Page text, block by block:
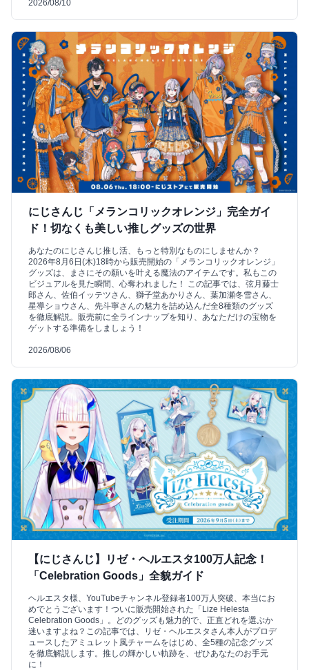
2026/08/10
にじさんじ「メランコリックオレンジ」完全ガイ
ド！切なくも美しい推しグッズの世界
あなたのにじさんじ推し活、もっと特別なものにしませんか？
2026年8月6日(木)18時から販売開始の「メランコリックオレンジ」
グッズは、まさにその願いを叶える魔法のアイテムです。私もこの
ビジュアルを見た瞬間、心奪われました！ この記事では、弦月藤士
郎さん、佐伯イッテツさん、獅子堂あかりさん、葉加瀬冬雪さん、
星導ショウさん、先斗寧さんの魅力を詰め込んだ全8種類のグッズ
を徹底解説。販売前に全ラインナップを知り、あなただけの宝物を
ゲットする準備をしましょう！
2026/08/06
【にじさんじ】リゼ・ヘルエスタ100万人記念！
「Celebration Goods」全貌ガイド
ヘルエスタ様、YouTubeチャンネル登録者100万人突破、本当にお
めでとうございます！ついに販売開始された「Lize Helesta
Celebration Goods」。どのグッズも魅力的で、正直どれを選ぶか
迷いますよね？この記事では、リゼ・ヘルエスタさん本人がプロデ
ュースしたアミュレット風チャームをはじめ、全5種の記念グッズ
を徹底解説します。推しの輝かしい軌跡を、ぜひあなたのお手元
に！